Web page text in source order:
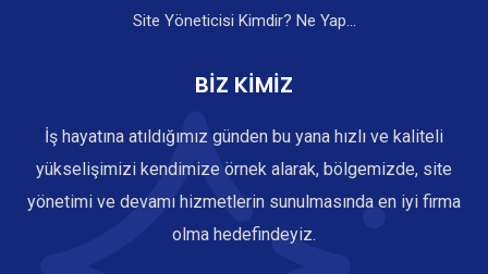
Site Yöneticisi Kimdir? Ne Yap...
BİZ KİMİZ
İş hayatına atıldığımız günden bu yana hızlı ve kaliteli
yükselişimizi kendimize örnek alarak, bölgemizde, site
yönetimi ve devamı hizmetlerin sunulmasında en iyi firma
olma hedefindeyiz.